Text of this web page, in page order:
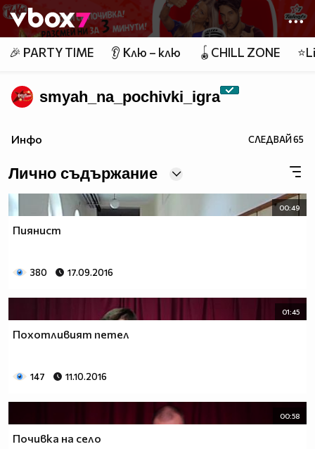
Member of
👾
🎉 PARTY TIME 👂 Клю – клю 🪀CHILL ZONE
smyah_na_pochivki_igra
Инфо СЛЕДВАЙ65
Лично съдържание
00:49
Пиянист
380 17.09.2016
01:45
Похотливият петел
147 11.10.2016
00:58
Почивка на село